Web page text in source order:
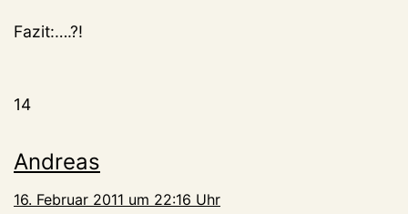
Fazit:….?!
14
Andreas
16. Februar 2011 um 22:16 Uhr